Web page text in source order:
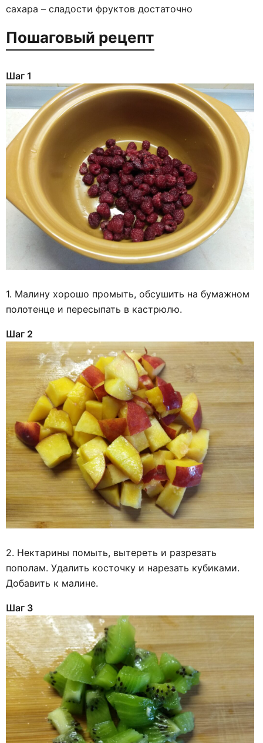
сахара – сладости фруктов достаточно
Пошаговый рецепт
Шаг 1
1. Малину хорошо промыть, обсушить на бумажном
полотенце и пересыпать в кастрюлю.
Шаг 2
2. Нектарины помыть, вытереть и разрезать
пополам. Удалить косточку и нарезать кубиками.
Добавить к малине.
Шаг 3